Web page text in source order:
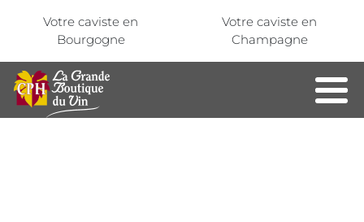
Votre caviste en
Bourgogne
Votre caviste en
Champagne